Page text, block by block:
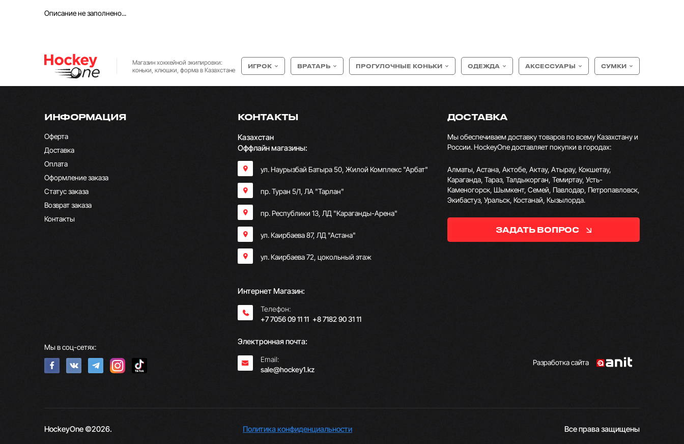
Описание не заполнено...
Магазин хоккейной экипировки:
коньки, клюшки, форма в Казахстане
ИГРОК ВРАТАРЬ ПРОГУЛОЧНЫЕ КОНЬКИ ОДЕЖДА АКСЕССУАРЫ СУМКИ
ИНФОРМАЦИЯ
Оферта
Доставка
Оплата
Оформление заказа
Статус заказа
Возврат заказа
Контакты
Мы в соц-сетях:
КОНТАКТЫ
Казахстан
Оффлайн магазины:
ул. Наурызбай Батыра 50, Жилой Комплекс "Арбат"
пр. Туран 5/1, ЛА "Тарлан"
пр. Республики 13, ​ЛД "Караганды-Арена"
ул. Каирбаева 87, ЛД "Астана"
ул. Каирбаева 72, цокольный этаж
Интернет Магазин:
Телефон:
+7 7056 09 11 11; +8 7182 90 31 11
Электронная почта:
Email:
sale@hockey1.kz
ДОСТАВКА
Мы обеспечиваем доставку товаров по всему Казахстану и
России. HockeyOne доставляет покупки в городах:
Алматы, Астана, Актобе, Актау, Атырау, Кокшетау,
Караганда, Тараз, Талдыкорган, Темиртау, Усть-
Каменогорск, Шымкент, Семей, Павлодар, Петропавловск,
Экибастуз, Уральск, Костанай, Кызылорда.
ЗАДАТЬ ВОПРОС
Разработка сайта
HockeyOne ©2026. Политика конфиденциальности Все права защищены